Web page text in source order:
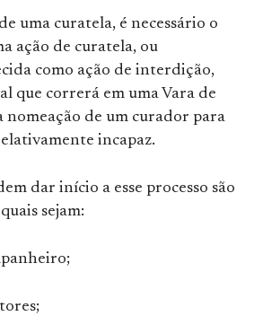
uma curatela, é necessário o
ação de curatela, ou
como ação de interdição,
que correrá em uma Vara de
nomeação de um curador para
incapaz.
dar início a esse processo são
sejam: